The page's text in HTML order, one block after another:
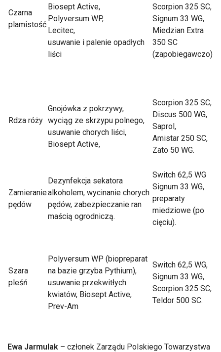
Czarna
plamistość
Biosept Active,
Polyversum WP,
Lecitec,
usuwanie i palenie opadłych
liści
Scorpion 325 SC,
Signum 33 WG,
Miedzian Extra
350 SC
(zapobiegawczo)
Rdza róży
Gnojówka z pokrzywy,
wyciąg ze skrzypu polnego,
usuwanie chorych liści,
Biosept Active,
Scorpion 325 SC,
Discus 500 WG,
Saprol,
Amistar 250 SC,
Zato 50 WG.
Zamieranie
pędów
Dezynfekcja sekatora
alkoholem, wycinanie chorych
pędów, zabezpieczanie ran
maścią ogrodniczą.
Switch 62,5 WG
Signum 33 WG,
preparaty
miedziowe (po
cięciu).
Szara
pleśń
Polyversum WP (biopreparat
na bazie grzyba Pythium),
usuwanie przekwitłych
kwiatów, Biosept Active,
Prev-Am
Switch 62,5 WG,
Signum 33 WG,
Scorpion 325 SC,
Teldor 500 SC.
Ewa Jarmulak – członek Zarządu Polskiego Towarzystwa